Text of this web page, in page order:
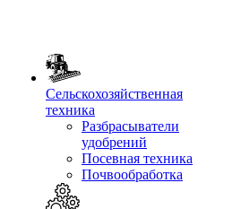
Сельскохозяйственная
техника
Разбрасыватели
удобрений
Посевная техника
Почвообработка